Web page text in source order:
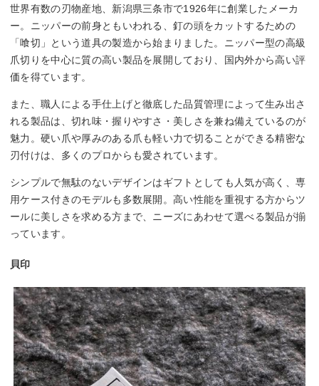
世界有数の刃物産地、新潟県三条市で1926年に創業したメーカ
ー。ニッパーの前身ともいわれる、釘の頭をカットするための
「喰切」という道具の製造から始まりました。ニッパー型の高級
爪切りを中心に質の高い製品を展開しており、国内外から高い評
価を得ています。
また、職人による手仕上げと徹底した品質管理によって生み出さ
れる製品は、切れ味・握りやすさ・美しさを兼ね備えているのが
魅力。硬い爪や厚みのある爪も軽い力で切ることができる精密な
刃付けは、多くのプロからも愛されています。
シンプルで無駄のないデザインはギフトとしても人気が高く、専
用ケース付きのモデルも多数展開。高い性能を重視する方からツ
ールに美しさを求める方まで、ニーズにあわせて選べる製品が揃
っています。
貝印